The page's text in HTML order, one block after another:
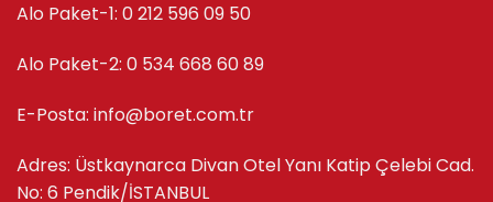
Alo Paket-1: 0 212 596 09 50
Alo Paket-2: 0 534 668 60 89
E-Posta: info@boret.com.tr
Adres: Üstkaynarca Divan Otel Yanı Katip Çelebi Cad.
No: 6 Pendik/İSTANBUL